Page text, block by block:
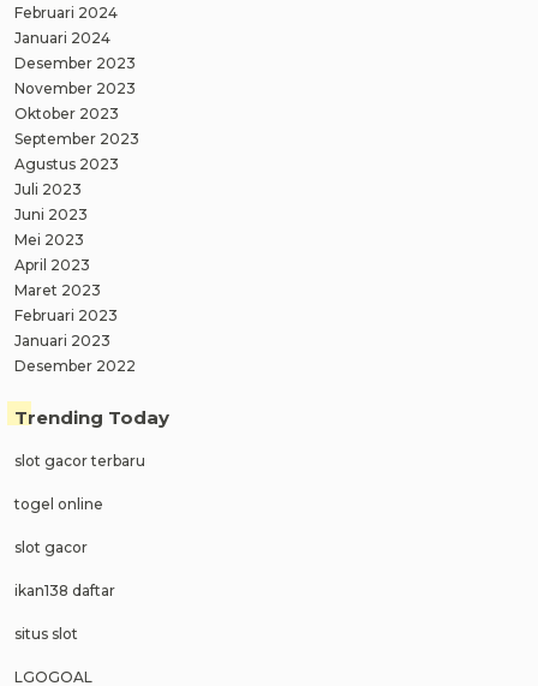
Februari 2024
Januari 2024
Desember 2023
November 2023
Oktober 2023
September 2023
Agustus 2023
Juli 2023
Juni 2023
Mei 2023
April 2023
Maret 2023
Februari 2023
Januari 2023
Desember 2022
Trending Today
slot gacor terbaru
togel online
slot gacor
ikan138 daftar
situs slot
LGOGOAL